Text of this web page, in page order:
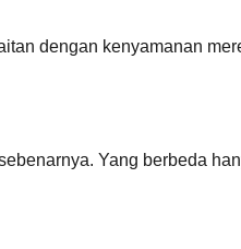
dengan kenyamanan
Yang berbeda